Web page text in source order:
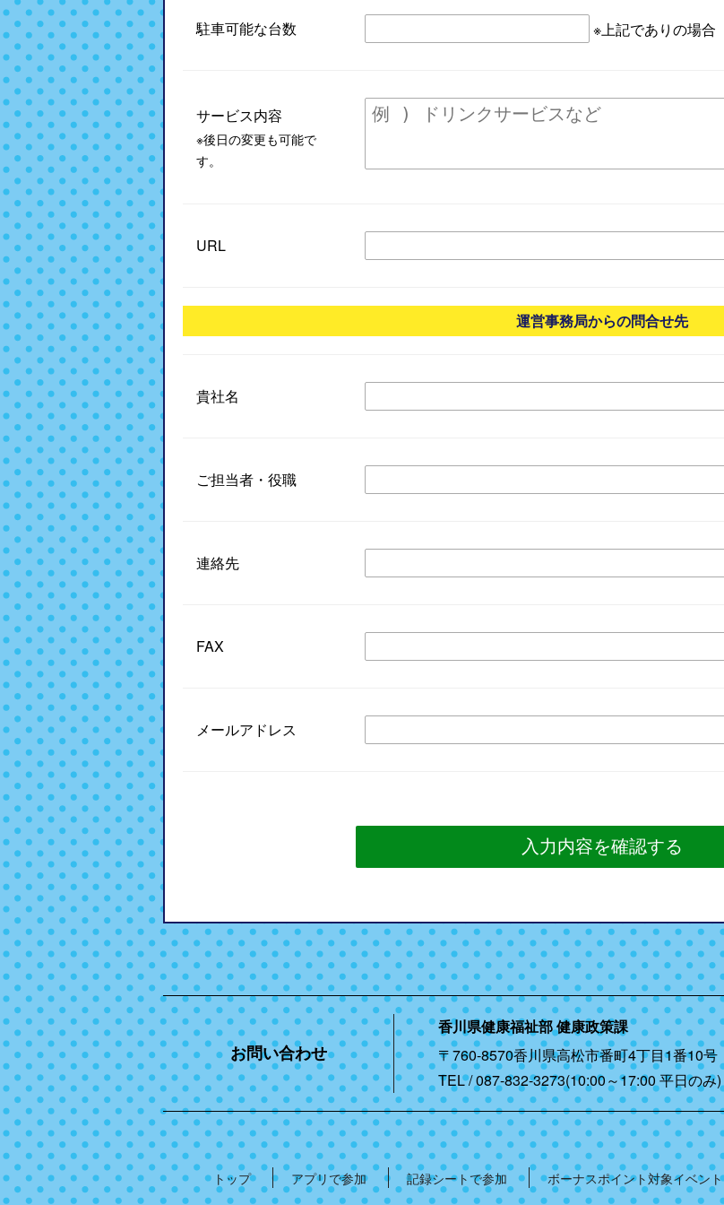
駐車可能な台数 ※上記でありの場合
サービス内容
※後日の変更も可能で
す。
URL
運営事務局からの問合せ先
貴社名
ご担当者・役職
連絡先
FAX
メールアドレス
入力内容を確認する
お問い合わせ
香川県健康福祉部 健康政策課
〒760-8570香川県高松市番町4丁目1番10号
TEL / 087-832-3273(10:00～17:00 平日のみ)
トップ アプリで参加 記録シートで参加 ボーナスポイント対象イベント